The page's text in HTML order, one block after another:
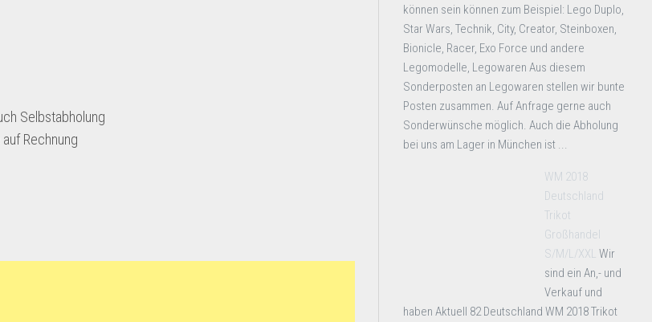
Selbstabholung
Rechnung
können sein können zum Beispiel: Lego Duplo,
Star Wars, Technik, City, Creator, Steinboxen,
Bionicle, Racer, Exo Force und andere
Legomodelle, Legowaren Aus diesem
Sonderposten an Legowaren stellen wir bunte
Posten zusammen. Auf Anfrage gerne auch
Sonderwünsche möglich. Auch die Abholung
bei uns am Lager in München ist ...
WM 2018
Deutschland
Trikot
Großhandel
S/M/L/XXL Wir
sind ein An,- und
Verkauf und
haben Aktuell 82 Deutschland WM 2018 Trikot